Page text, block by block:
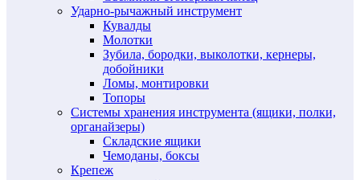
Ударно-рычажный инструмент
Кувалды
Молотки
Зубила, бородки, выколотки, кернеры,
добойники
Ломы, монтировки
Топоры
Системы хранения инструмента (ящики, полки,
органайзеры)
Складские ящики
Чемоданы, боксы
Крепеж